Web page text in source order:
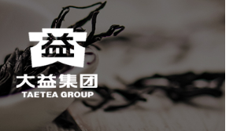
大益
电商网站
IT平台整体解决方案
网页设计